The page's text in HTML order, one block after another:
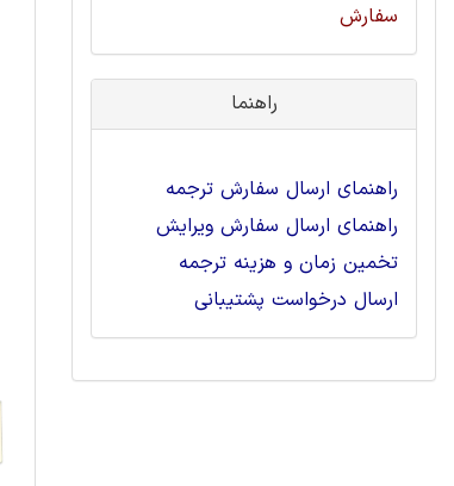
سفارش
راهنما
راهنمای ارسال سفارش ترجمه
راهنمای ارسال سفارش ویرایش
تخمین زمان و هزینه ترجمه
ارسال درخواست پشتیبانی